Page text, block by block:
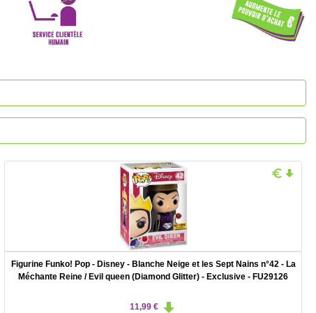
Figurine Funko! Pop - Disney - Blanche Neige et les Sept Nains n°42 - La
Méchante Reine / Evil queen (Diamond Glitter) - Exclusive - FU29126
11,99 €